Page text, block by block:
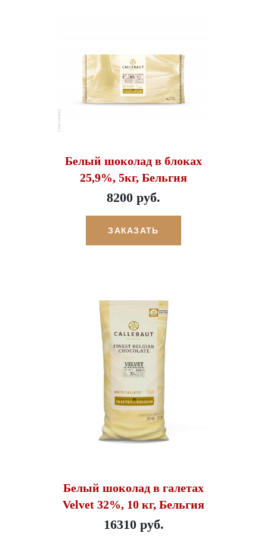
Белый шоколад в блоках
25,9%, 5кг, Бельгия
8200 руб.
ЗАКАЗАТЬ
Белый шоколад в галетах
Velvet 32%, 10 кг, Бельгия
16310 руб.